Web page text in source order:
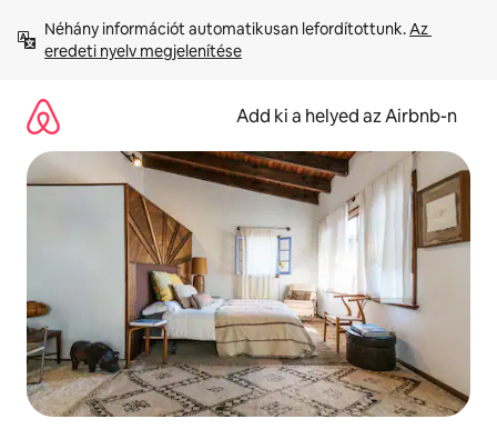
tartalomra
Néhány információt automatikusan lefordítottunk. Az
eredeti nyelv megjelenítése
Add ki a helyed az Airbnb-n